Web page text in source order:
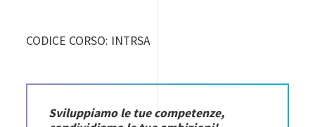
CODICE CORSO: INTRSA
Sviluppiamo le tue competenze,